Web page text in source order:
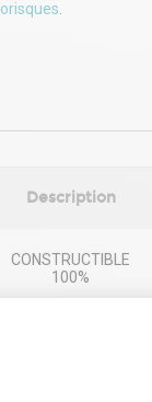
Description
CONSTRUCTIBLE
100%